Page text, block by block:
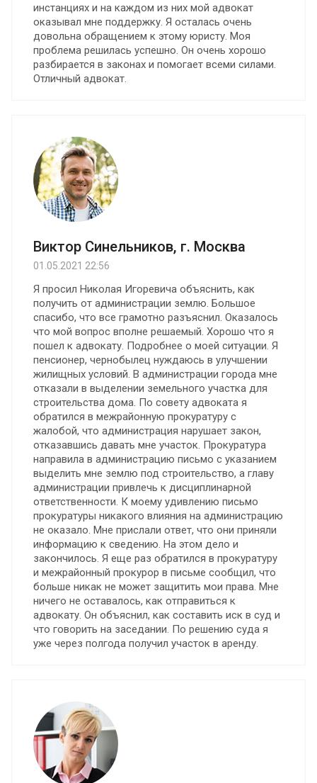
инстанциях и на каждом из них мой адвокат
оказывал мне поддержку. Я осталась очень
довольна обращением к этому юристу. Моя
проблема решилась успешно. Он очень хорошо
разбирается в законах и помогает всеми силами.
Отличный адвокат.
Виктор Синельников, г. Москва
01.05.2021 22:56
Я просил Николая Игоревича объяснить, как
получить от администрации землю. Большое
спасибо, что все грамотно разъяснил. Оказалось
что мой вопрос вполне решаемый. Хорошо что я
пошел к адвокату. Подробнее о моей ситуации. Я
пенсионер, чернобылец нуждаюсь в улучшении
жилищных условий. В администрации города мне
отказали в выделении земельного участка для
строительства дома. По совету адвоката я
обратился в межрайонную прокуратуру с
жалобой, что администрация нарушает закон,
отказавшись давать мне участок. Прокуратура
направила в администрацию письмо с указанием
выделить мне землю под строительство, а главу
администрации привлечь к дисциплинарной
ответственности. К моему удивлению письмо
прокуратуры никакого влияния на администрацию
не оказало. Мне прислали ответ, что они приняли
информацию к сведению. На этом дело и
закончилось. Я еще раз обратился в прокуратуру
и межрайонный прокурор в письме сообщил, что
больше никак не может защитить мои права. Мне
ничего не оставалось, как отправиться к
адвокату. Он объяснил, как составить иск в суд и
что говорить на заседании. По решению суда я
уже через полгода получил участок в аренду.